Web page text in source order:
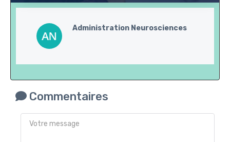
Administration Neurosciences
Commentaires